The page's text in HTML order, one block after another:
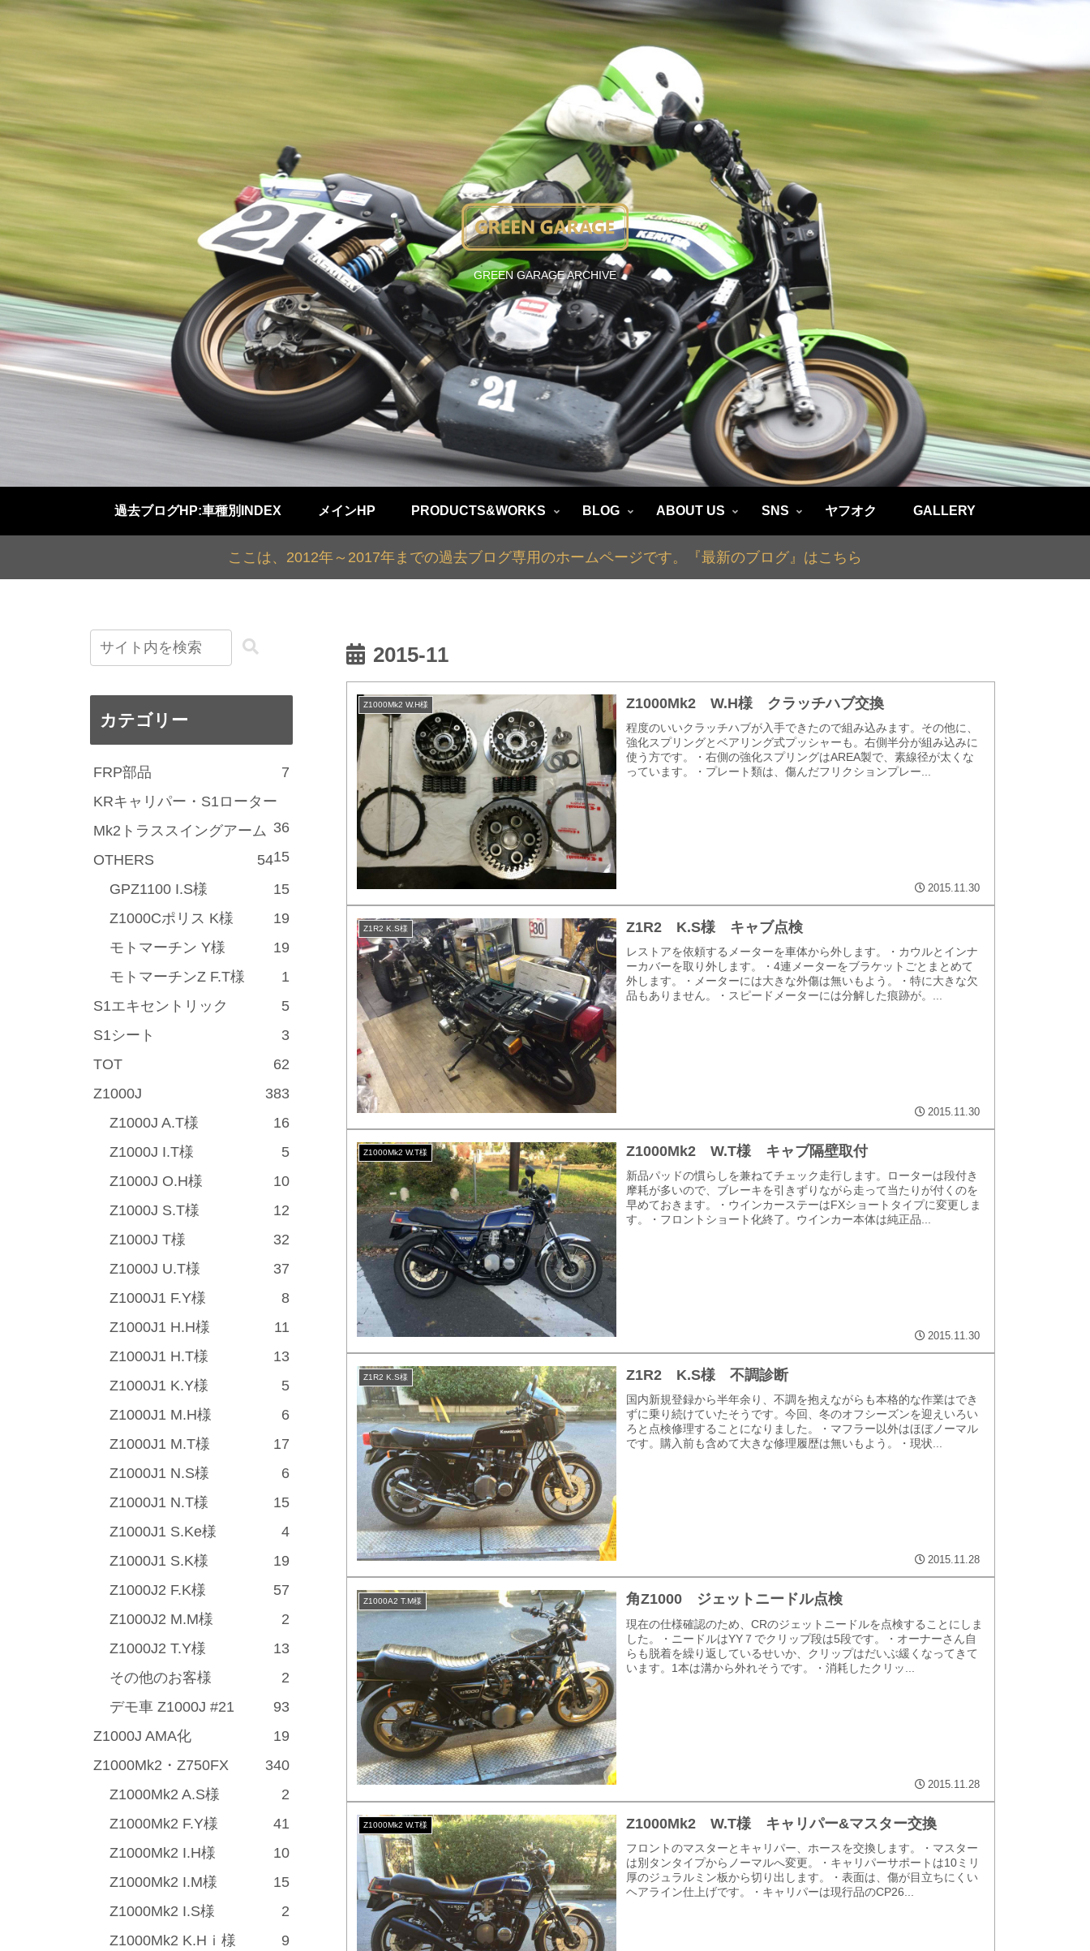
GREEN GARAGE ARCHIVE
過去ブログHP:車種別INDEX メインHP PRODUCTS&WORKS BLOG ABOUT US SNS ヤフオク GALLERY
ここは、2012年～2017年までの過去ブログ専用のホームページです。『最新のブログ』はこちら
2015-11
Z1000Mk2 W.H様 Z1000Mk2 W.H様 クラッチハブ交換
程度のいいクラッチハブが入手できたので組み込みます。その他に、
強化スプリングとベアリング式プッシャーも。右側半分が組み込みに
使う方です。・右側の強化スプリングはAREA製で、素線径が太くな
っています。・プレート類は、傷んだフリクションプレー...
2015.11.30
Z1R2 K.S様 Z1R2 K.S様 キャブ点検
レストアを依頼するメーターを車体から外します。・カウルとインナ
ーカバーを取り外します。・4連メーターをブラケットごとまとめて
外します。・メーターには大きな外傷は無いもよう。・特に大きな欠
品もありません。・スピードメーターには分解した痕跡が。...
2015.11.30
Z1000Mk2 W.T様 Z1000Mk2 W.T様 キャブ隔壁取付
新品パッドの慣らしを兼ねてチェック走行します。ローターは段付き
摩耗が多いので、ブレーキを引きずりながら走って当たりが付くのを
早めておきます。・ウインカーステーはFXショートタイプに変更しま
す。・フロントショート化終了。ウインカー本体は純正品...
2015.11.30
Z1R2 K.S様 Z1R2 K.S様 不調診断
国内新規登録から半年余り、不調を抱えながらも本格的な作業はでき
ずに乗り続けていたそうです。今回、冬のオフシーズンを迎えいろい
ろと点検修理することになりました。・マフラー以外はほぼノーマル
です。購入前も含めて大きな修理履歴は無いもよう。・現状...
2015.11.28
Z1000A2 T.M様 角Z1000 ジェットニードル点検
現在の仕様確認のため、CRのジェットニードルを点検することにしま
した。・ニードルはYY７でクリップ段は5段です。・オーナーさん自
らも脱着を繰り返しているせいか、クリップはだいぶ緩くなってきて
います。1本は溝から外れそうです。・消耗したクリッ...
2015.11.28
Z1000Mk2 W.T様 Z1000Mk2 W.T様 キャリパー&マスター交換
フロントのマスターとキャリパー、ホースを交換します。・マスター
は別タンタイプからノーマルへ変更。・キャリパーサポートは10ミリ
厚のジュラルミン板から切り出します。・表面は、傷が目立ちにくい
ヘアライン仕上げです。・キャリパーは現行品のCP26...
カテゴリー
FRP部品
7
KRキャリパー・S1ローター
36
Mk2トラススイングアーム
15
OTHERS
54
GPZ1100 I.S様
15
Z1000Cポリス K様
19
モトマーチン Y様
19
モトマーチンZ F.T様
1
S1エキセントリック
5
S1シート
3
TOT
62
Z1000J
383
Z1000J A.T様
16
Z1000J I.T様
5
Z1000J O.H様
10
Z1000J S.T様
12
Z1000J T様
32
Z1000J U.T様
37
Z1000J1 F.Y様
8
Z1000J1 H.H様
11
Z1000J1 H.T様
13
Z1000J1 K.Y様
5
Z1000J1 M.H様
6
Z1000J1 M.T様
17
Z1000J1 N.S様
6
Z1000J1 N.T様
15
Z1000J1 S.Ke様
4
Z1000J1 S.K様
19
Z1000J2 F.K様
57
Z1000J2 M.M様
2
Z1000J2 T.Y様
13
その他のお客様
2
デモ車 Z1000J #21
93
Z1000J AMA化
19
Z1000Mk2・Z750FX
340
Z1000Mk2 A.S様
2
Z1000Mk2 F.Y様
41
Z1000Mk2 I.H様
10
Z1000Mk2 I.M様
15
Z1000Mk2 I.S様
2
Z1000Mk2 K.Hｉ様
9